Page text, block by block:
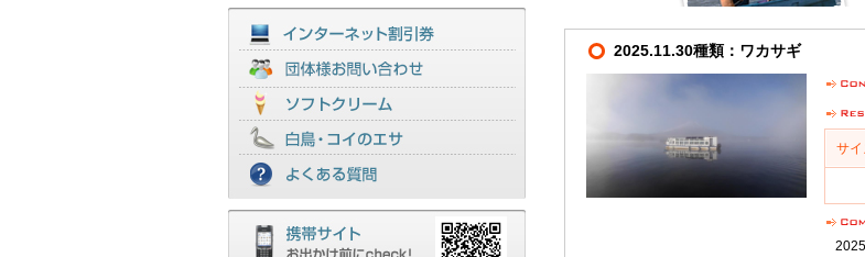
2025.11.30種類：ワカサギ
サ